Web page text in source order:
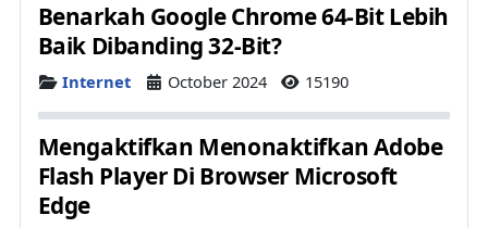
Benarkah Google Chrome 64-Bit Lebih
Baik Dibanding 32-Bit?
Details
Internet October 2024 15190
Mengaktifkan Menonaktifkan Adobe
Flash Player Di Browser Microsoft
Edge